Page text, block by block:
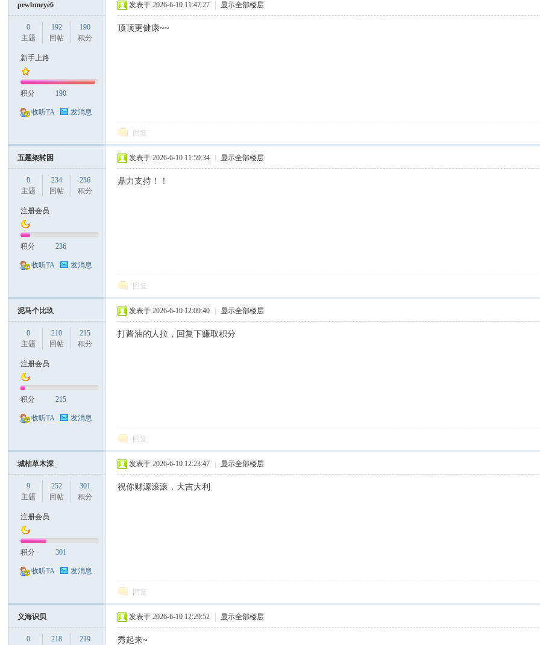
pewbmeye6
0
主题
192
回帖
190
积分
新手上路
积分 190
收听TA 发消息
发表于 2026-6-10 11:47:27 显示全部楼层
顶顶更健康~~
回复
五题架转困
0
主题
234
回帖
236
积分
注册会员
积分 236
收听TA 发消息
发表于 2026-6-10 11:59:34 显示全部楼层
鼎力支持！！
回复
泥马个比玖
0
主题
210
回帖
215
积分
注册会员
积分 215
收听TA 发消息
发表于 2026-6-10 12:09:40 显示全部楼层
打酱油的人拉，回复下赚取积分
回复
城枯草木深_
9
主题
252
回帖
301
积分
注册会员
积分 301
收听TA 发消息
发表于 2026-6-10 12:23:47 显示全部楼层
祝你财源滚滚，大吉大利
回复
义海识贝
0
218
219
发表于 2026-6-10 12:29:52 显示全部楼层
秀起来~